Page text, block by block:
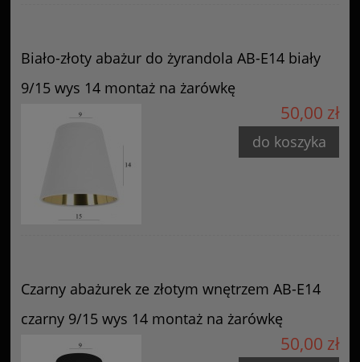
Biało-złoty abażur do żyrandola AB-E14 biały
9/15 wys 14 montaż na żarówkę
50,00 zł
do koszyka
Czarny abażurek ze złotym wnętrzem AB-E14
czarny 9/15 wys 14 montaż na żarówkę
50,00 zł